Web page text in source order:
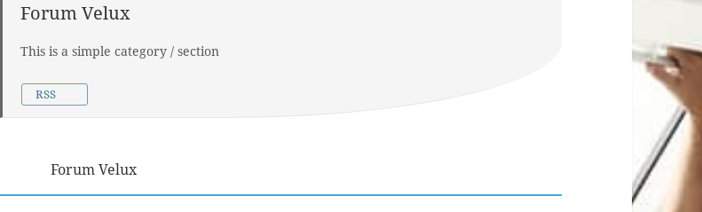
Forum Velux
This is a simple category / section
RSS
Forum Velux